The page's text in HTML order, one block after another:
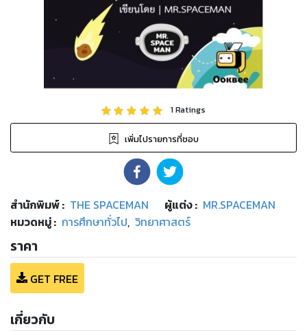
1Ratings
เพิ่มไปรายการที่ชอบ
สำนักพิมพ์: THE SPACEMAN ผู้แต่ง : MR.SPACEMAN
หมวดหมู่: การศึกษาทั่วไป, วิทยาศาสตร์
ราคา
GET FREE
เกี่ยวกับ